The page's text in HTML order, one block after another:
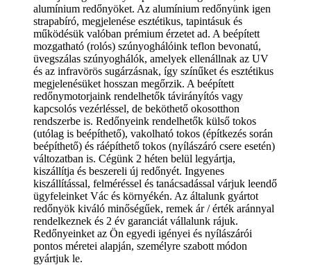
alumínium redőnyöket. Az alumínium redőnyünk igen
strapabíró, megjelenése esztétikus, tapintásuk és
működésük valóban prémium érzetet ad. A beépített
mozgatható (rolós) szúnyoghálóink teflon bevonatú,
üvegszálas szúnyoghálók, amelyek ellenállnak az UV
és az infravörös sugárzásnak, így színűket és esztétikus
megjelenésüket hosszan megőrzik. A beépített
redőnymotorjaink rendelhetők távirányítós vagy
kapcsolós vezérléssel, de beköthető okosotthon
rendszerbe is. Redőnyeink rendelhetők külső tokos
(utólag is beépíthető), vakolható tokos (építkezés során
beépíthető) és ráépíthető tokos (nyílászáró csere esetén)
változatban is. Cégünk 2 héten belül legyártja,
kiszállítja és beszereli új redőnyét. Ingyenes
kiszállítással, felméréssel és tanácsadással várjuk leendő
ügyfeleinket Vác és környékén. Az általunk gyártot
redőnyök kiváló minőségűek, remek ár / érték aránnyal
rendelkeznek és 2 év garanciát vállalunk rájuk.
Redőnyeinket az Ön egyedi igényei és nyílászárói
pontos méretei alapján, személyre szabott módon
gyártjuk le.